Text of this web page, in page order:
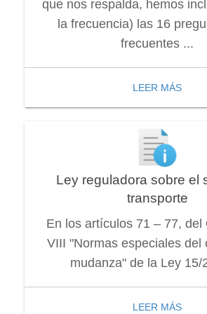
que nos respalda, hemos
la frecuencia) las 16
frecuentes ...
LEER MÁS
Ley reguladora sobre el
transporte
En los artículos 71 – 77, del
VIII "Normas especiales del
mudanza" de la Ley 15/
LEER MÁS